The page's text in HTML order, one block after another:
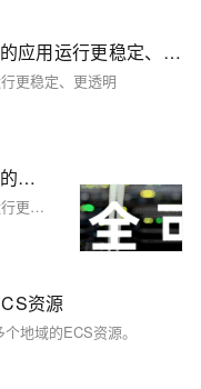
ACK 容器监控存储全面更新：让您的应用运行更稳定、更透明
更稳定、更透明
ACK 容器监控存储全面更新：让您的应用运行更稳定、更透明
ACK 容器监控存储全面更新：让您的应用运行更稳定、更透明
资源
地域的ECS资源。